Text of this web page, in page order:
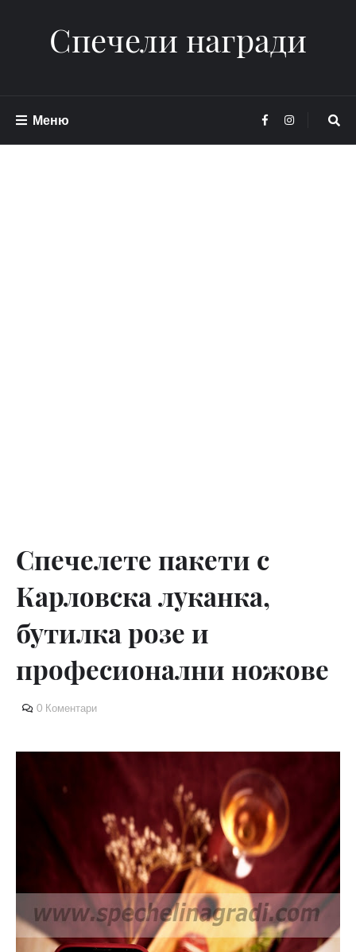
Спечели награди
Меню
Спечелете пакети с
Карловска луканка,
бутилка розе и
професионални ножове
0 Коментари